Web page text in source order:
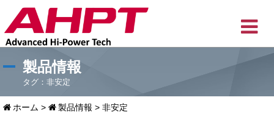
製品情報
タグ：非安定
ホーム > 製品情報 > 非安定